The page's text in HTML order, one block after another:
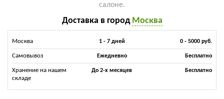
салоне.
Доставка в город Москва
Москва 1 - 7 дней 0 - 5000 руб.
Самовывоз Ежедневно Бесплатно
Хранение на нашем
складе
До 2-х месяцев Бесплатно